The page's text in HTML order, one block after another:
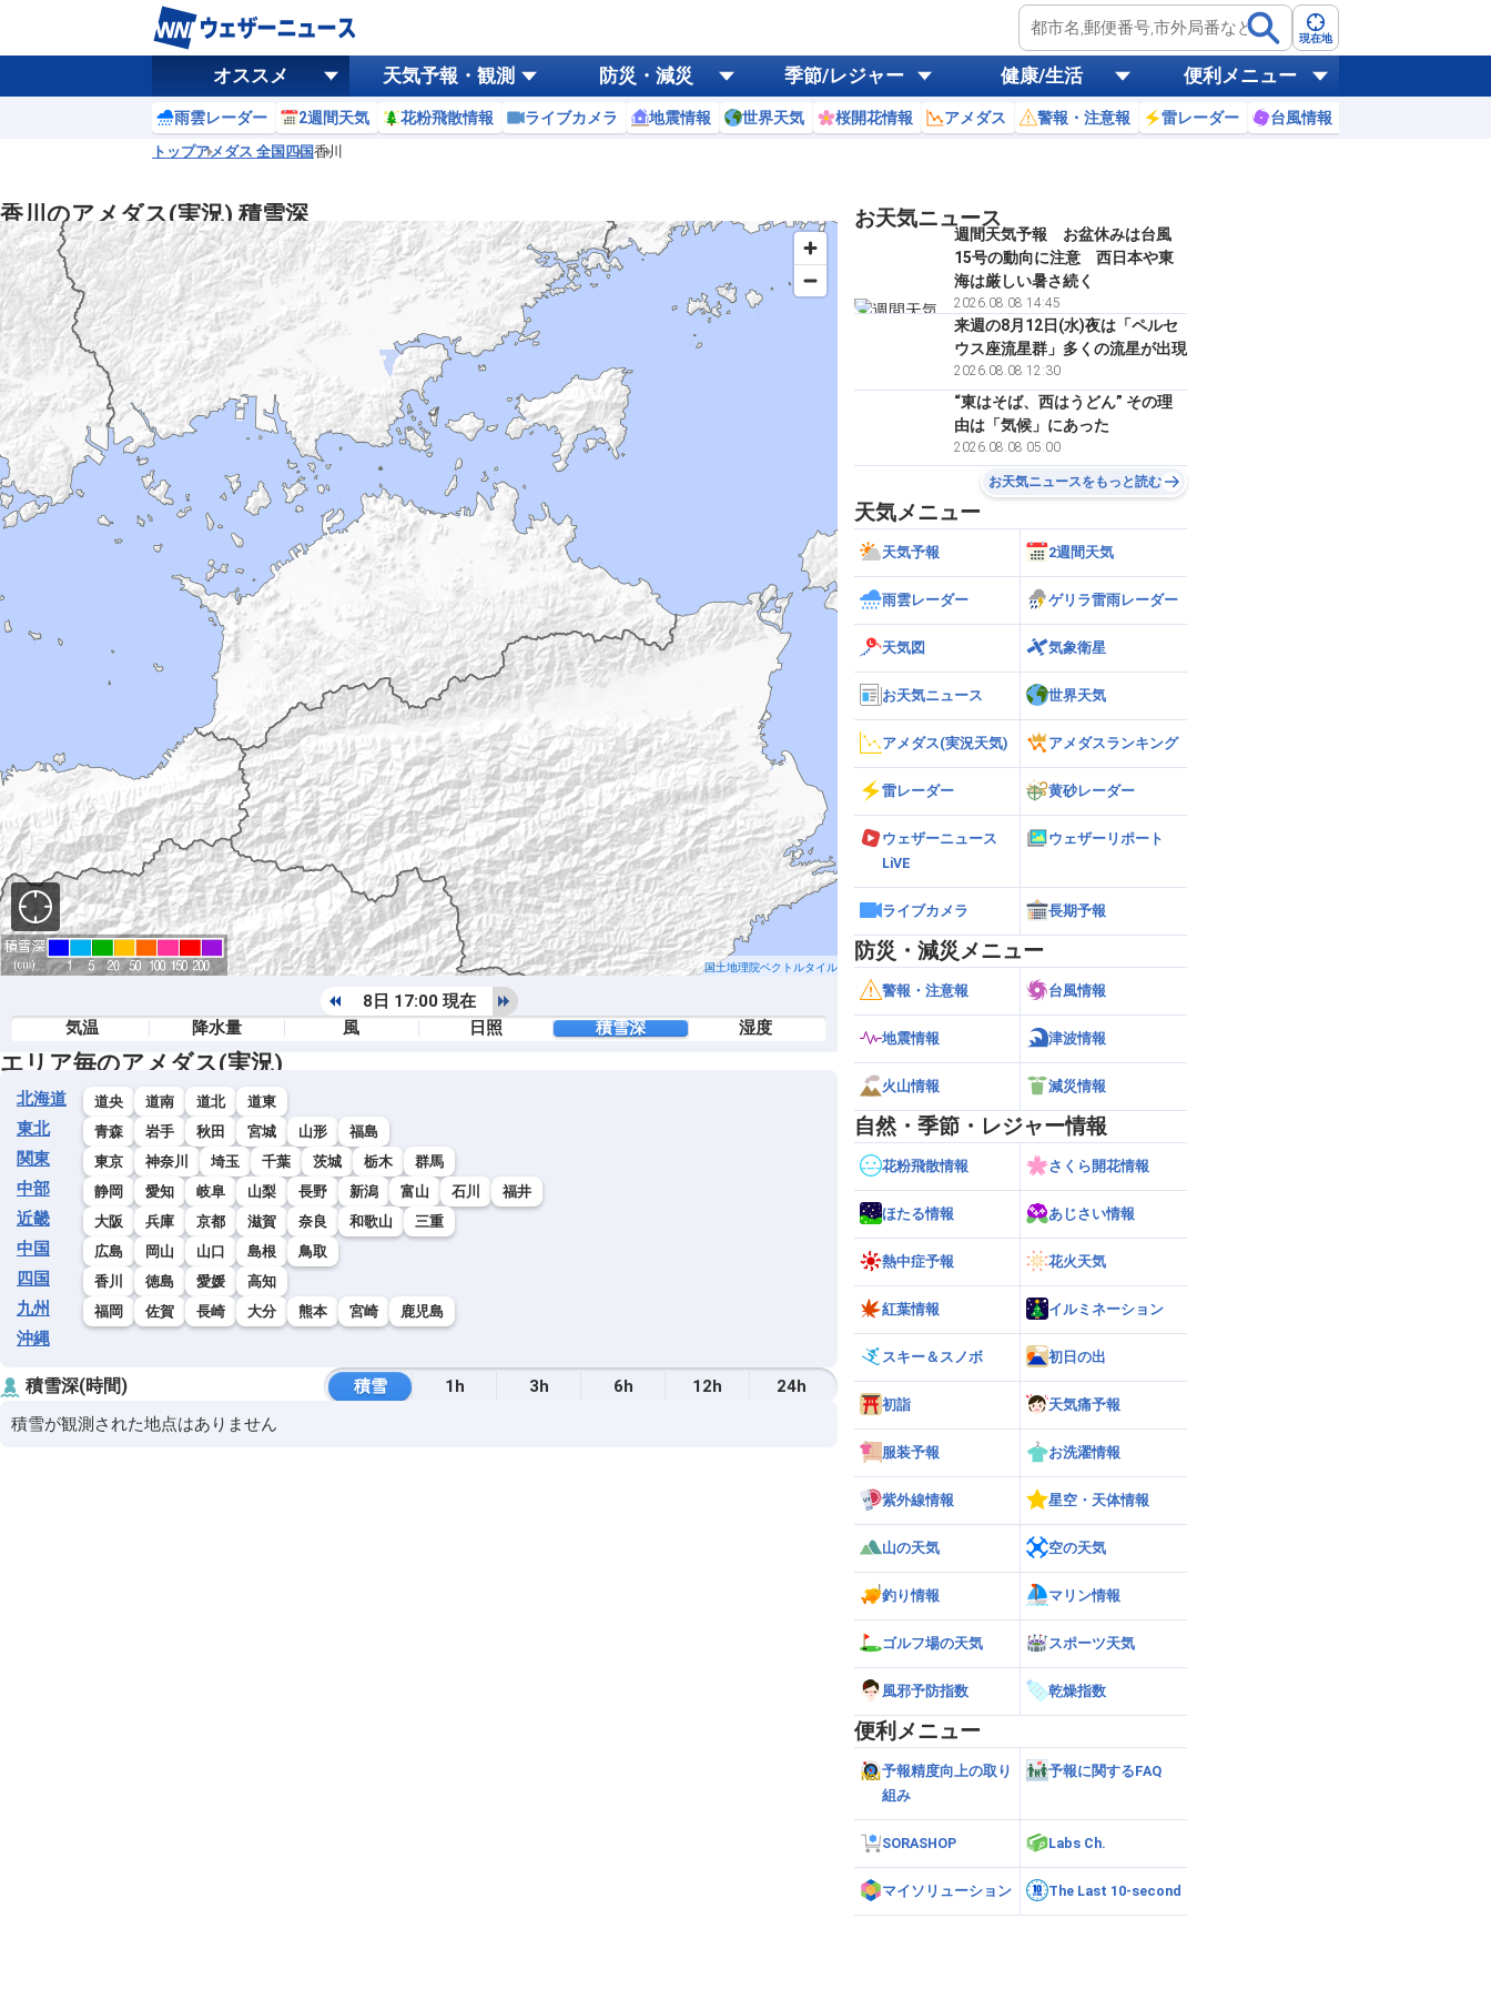
現在地
オススメ 天気予報・観測 防災・減災 季節/レジャー 健康/生活 便利メニュー
雨雲レーダー 2週間天気 花粉飛散情報 ライブカメラ 地震情報 世界天気 桜開花情報 アメダス 警報・注意報 雷レーダー 台風情報
トップアメダス 全国 四国香川
香川のアメダス(実況) 積雪深
国土地理院ベクトルタイル
8日 17:00 現在
気温
降水量 風 日照 積雪深 湿度
エリア毎のアメダス(実況)
北海道 道央 道南 道北 道東
東北 青森 岩手 秋田 宮城 山形 福島
関東 東京 神奈川 埼玉 千葉 茨城 栃木 群馬
中部 静岡 愛知 岐阜 山梨 長野 新潟 富山 石川 福井
近畿 大阪 兵庫 京都 滋賀 奈良 和歌山 三重
中国 広島 岡山 山口 島根 鳥取
四国 香川 徳島 愛媛 高知
九州 福岡 佐賀 長崎 大分 熊本 宮崎 鹿児島
沖縄
積雪深(時間) 積雪 1h 3h 6h 12h
24h
積雪が観測された地点はありません
お天気ニュース
週間天気予報 お盆休みは台風
15号の動向に注意 西日本や東
海は厳しい暑さ続く
2026.08.08 14:45
来週の8月12日(水)夜は「ペルセ
ウス座流星群」多くの流星が出現
2026.08.08 12:30
“東はそば、西はうどん” その理
由は「気候」にあった
2026.08.08 05:00
お天気ニュースをもっと読む
天気メニュー
天気予報 2週間天気
雨雲レーダー ゲリラ雷雨レーダー
天気図 気象衛星
お天気ニュース 世界天気
アメダス(実況天気) アメダスランキング
雷レーダー 黄砂レーダー
ウェザーニュース
LiVE
ウェザーリポート
ライブカメラ 長期予報
防災・減災メニュー
警報・注意報 台風情報
地震情報 津波情報
火山情報 減災情報
自然・季節・レジャー情報
花粉飛散情報 さくら開花情報
ほたる情報 あじさい情報
熱中症予報 花火天気
紅葉情報 イルミネーション
スキー＆スノボ 初日の出
初詣 天気痛予報
服装予報 お洗濯情報
紫外線情報 星空・天体情報
山の天気 空の天気
釣り情報 マリン情報
ゴルフ場の天気 スポーツ天気
風邪予防指数 乾燥指数
便利メニュー
予報精度向上の取り
組み
予報に関するFAQ
SORASHOP Labs Ch.
マイソリューション The Last 10-second